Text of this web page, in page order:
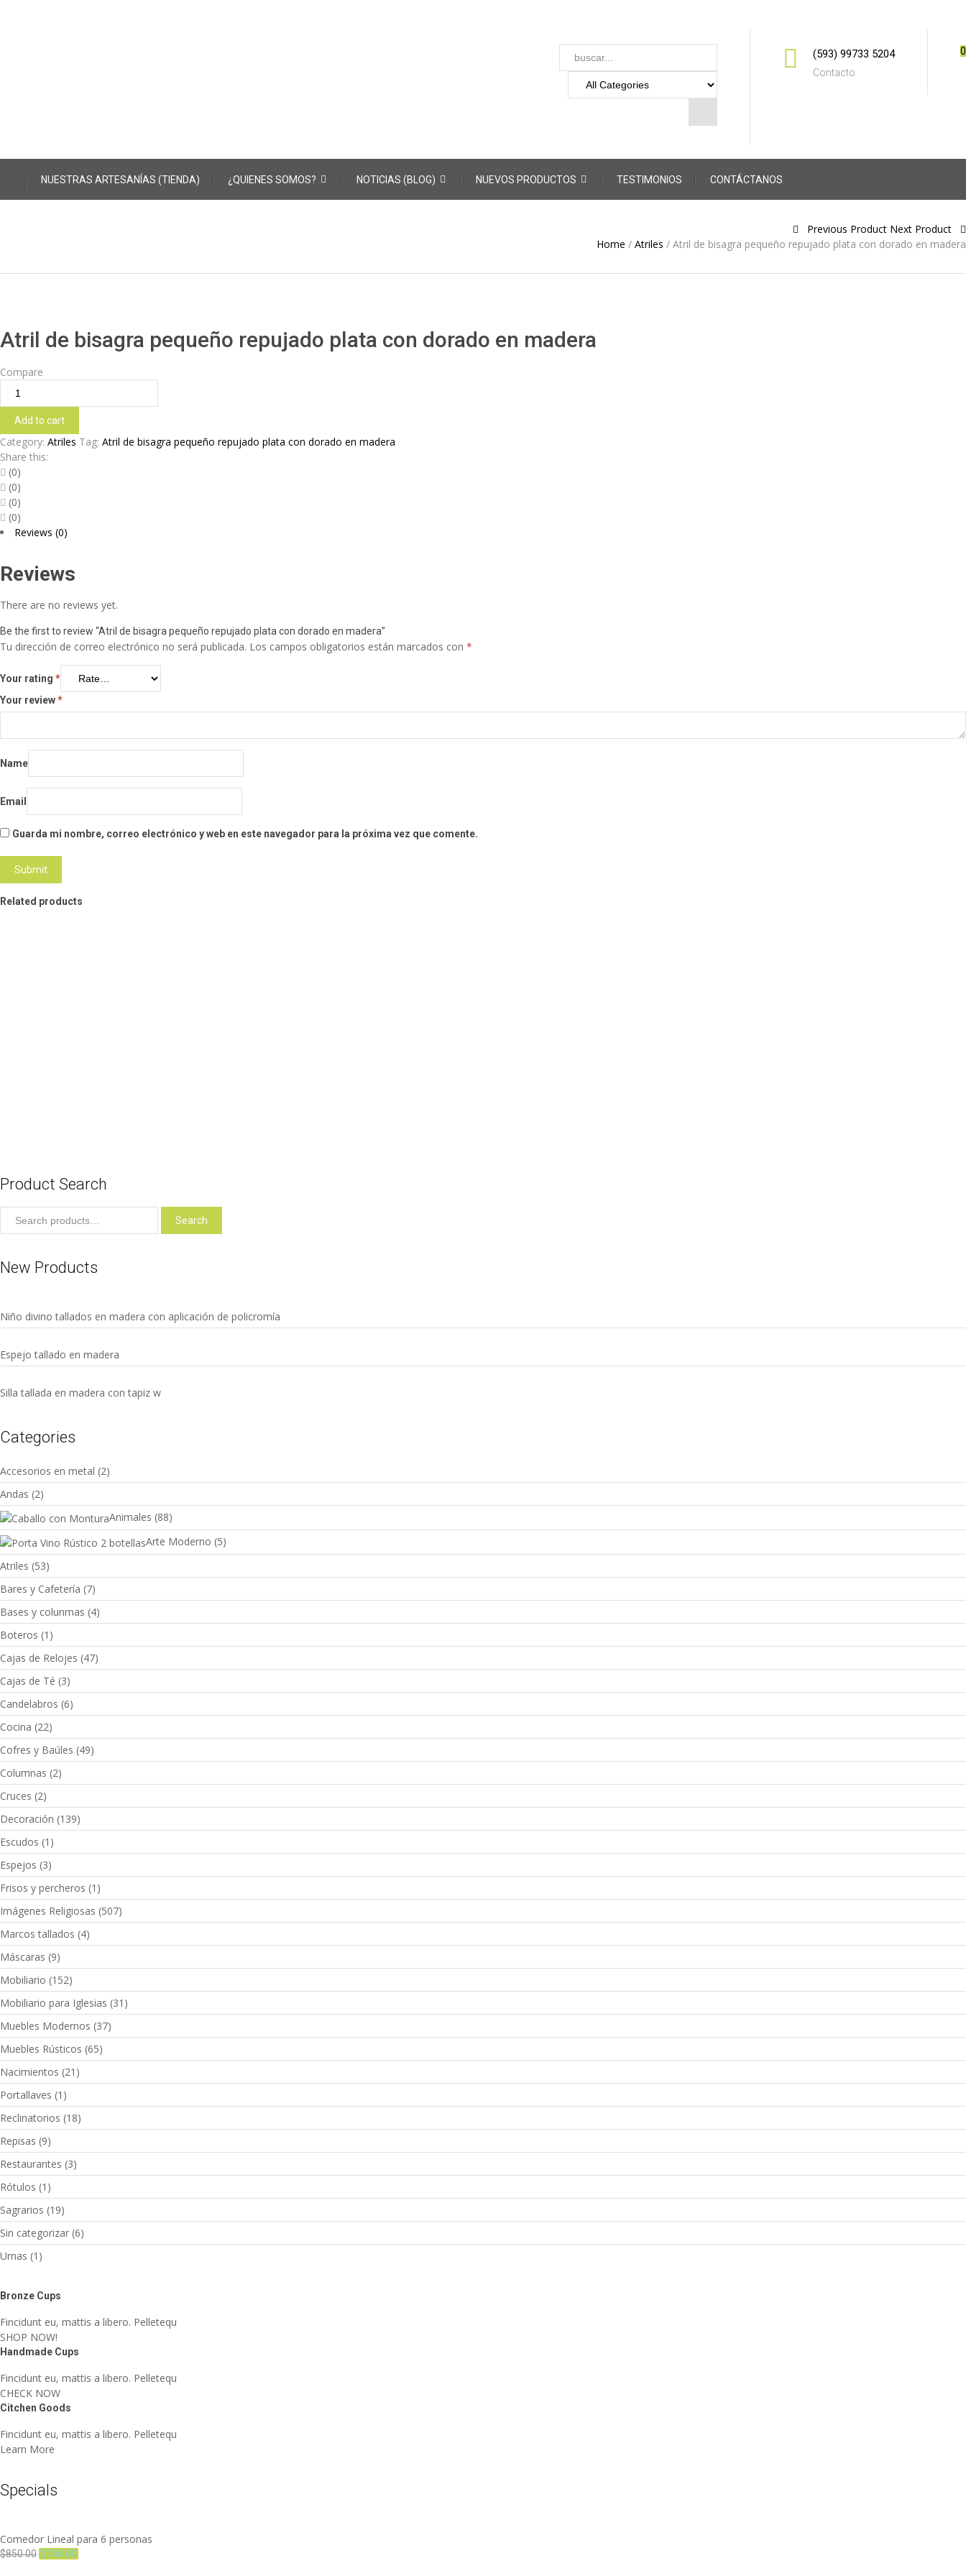
(593) 99733 5204
Contacto
0
NUESTRAS ARTESANÍAS (TIENDA)
¿QUIENES SOMOS? NOTICIAS (BLOG) NUEVOS PRODUCTOS TESTIMONIOS CONTÁCTANOS
Previous Product Next Product
Home / Atriles / Atril de bisagra pequeño repujado plata con dorado en madera
Atril de bisagra pequeño repujado plata con dorado en madera
Compare
Atril de bisagra pequeño repujado plata con dorado en madera quantity
Add to cart
Category: Atriles Tag: Atril de bisagra pequeño repujado plata con dorado en madera
Share this:
(0)
(0)
(0)
(0)
Reviews (0)
Reviews
There are no reviews yet.
Be the first to review “Atril de bisagra pequeño repujado plata con dorado en madera”
Tu dirección de correo electrónico no será publicada. Los campos obligatorios están marcados con *
Your rating *
Your review*
Name
Email
Guarda mi nombre, correo electrónico y web en este navegador para la próxima vez que comente.
Related products
Product Search
Search for: Search
New Products
Niño divino tallados en madera con aplicación de policromía
Espejo tallado en madera
Silla tallada en madera con tapiz w
Categories
Accesorios en metal (2)
Andas (2)
Animales (88)
Arte Moderno (5)
Atriles (53)
Bares y Cafetería (7)
Bases y colunmas (4)
Boteros (1)
Cajas de Relojes (47)
Cajas de Té (3)
Candelabros (6)
Cocina (22)
Cofres y Baúles (49)
Columnas (2)
Cruces (2)
Decoración (139)
Escudos (1)
Espejos (3)
Frisos y percheros (1)
Imágenes Religiosas (507)
Marcos tallados (4)
Máscaras (9)
Mobiliario (152)
Mobiliario para Iglesias (31)
Muebles Modernos (37)
Muebles Rústicos (65)
Nacimientos (21)
Portallaves (1)
Reclinatorios (18)
Repisas (9)
Restaurantes (3)
Rótulos (1)
Sagrarios (19)
Sin categorizar (6)
Urnas (1)
Bronze Cups
Fincidunt eu, mattis a libero. Pelletequ
SHOP NOW!
Handmade Cups
Fincidunt eu, mattis a libero. Pelletequ
CHECK NOW
Citchen Goods
Fincidunt eu, mattis a libero. Pelletequ
Learn More
Specials
Comedor Lineal para 6 personas
$850.00 $750.00